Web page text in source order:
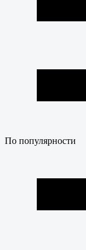
По популярности